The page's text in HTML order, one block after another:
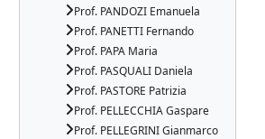
Prof. PANDOZI Emanuela
Prof. PANETTI Fernando
Prof. PAPA Maria
Prof. PASQUALI Daniela
Prof. PASTORE Patrizia
Prof. PELLECCHIA Gaspare
Prof. PELLEGRINI Gianmarco